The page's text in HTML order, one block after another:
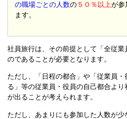
の職場ごとの人数の５０％以上が参
ます。
社員旅行は、その前提として「全従
のであることが必要となります。
ただし、「日程の都合」や「従業員
る」等の従業員・役員の自己都合よ
が出ることが考えられます。
ただし、あまりにも参加した人数が